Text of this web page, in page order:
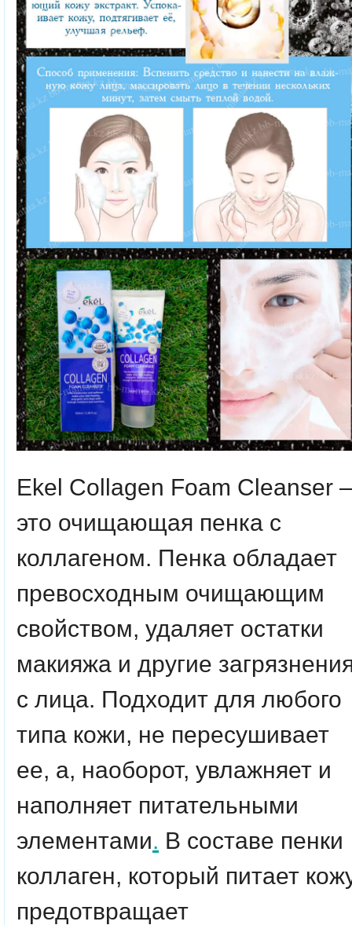
Ekel Collagen Foam Cleanser –
это очищающая пенка с
коллагеном. Пенка обладает
превосходным очищающим
свойством, удаляет остатки
макияжа и другие
с лица. Подходит для любого
типа кожи, не пересушивает
ее, а, наоборот, увлажняет и
наполняет питательными
элементами. В составе пенки
коллаген, который питает
предотвращает